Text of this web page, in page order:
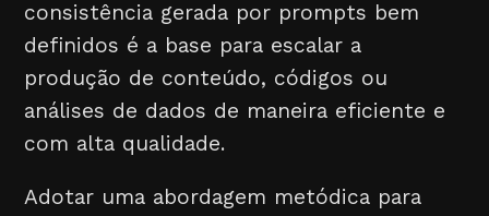
consistência gerada por prompts bem
definidos é a base para escalar a
produção de conteúdo, códigos ou
análises de dados de maneira eficiente e
com alta qualidade.
Adotar uma abordagem metódica para